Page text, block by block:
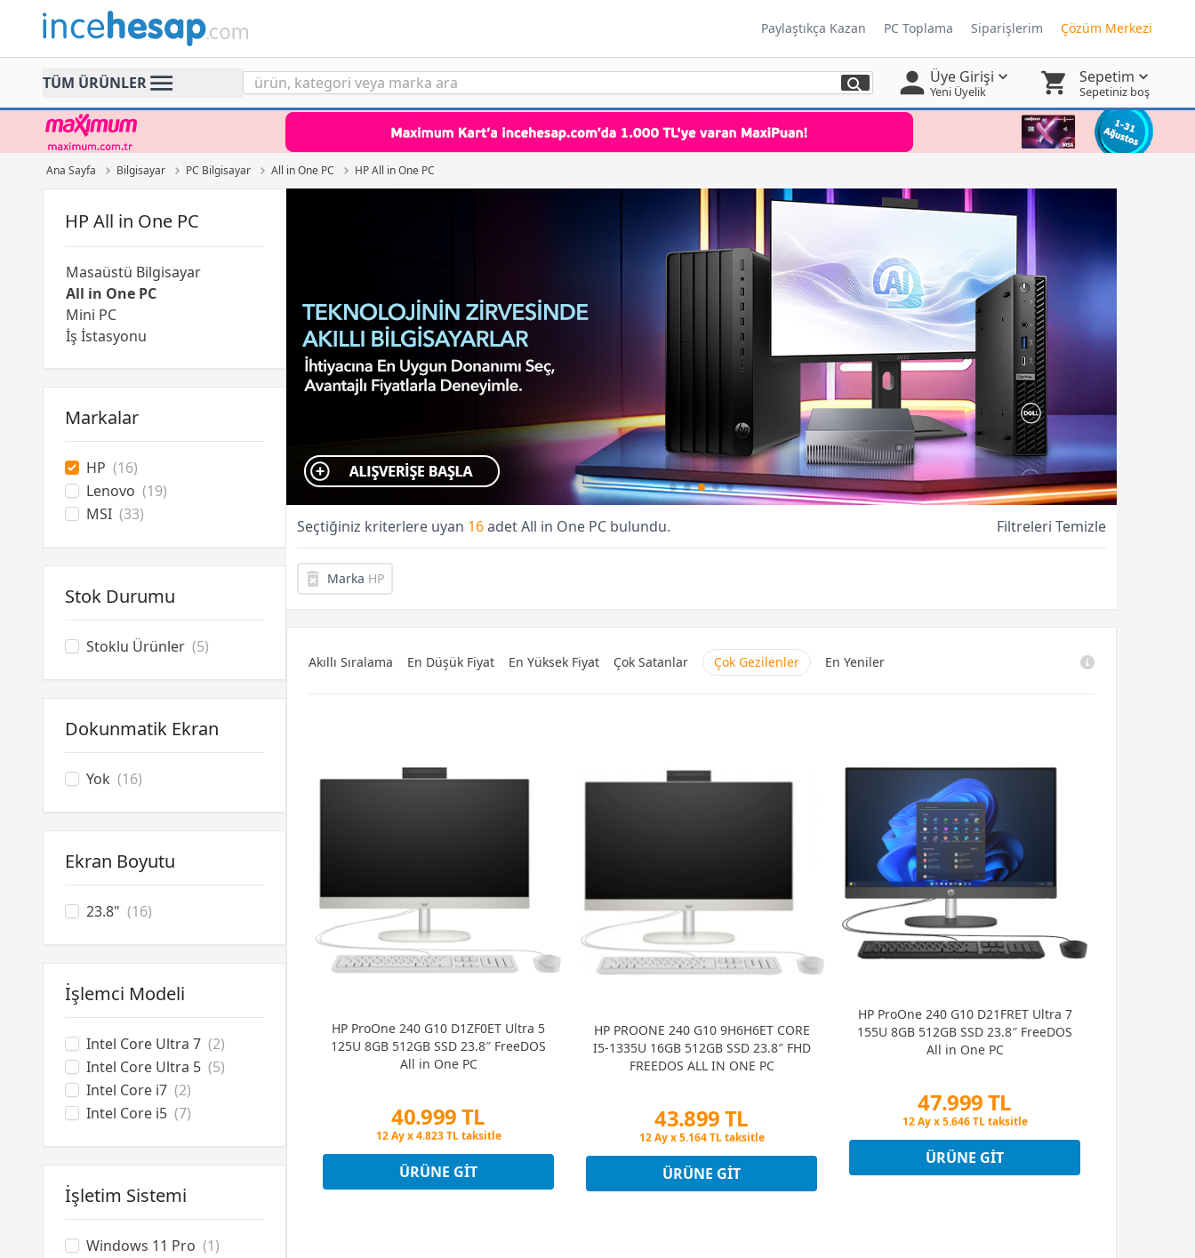
Incehesap Paylaştıkça Kazan PC Toplama Siparişlerim Çözüm Merkezi
TÜM ÜRÜNLER Üye Girişi
Yeni Üyelik
Sepetim
Sepetiniz boş
Ana Sayfa Bilgisayar PC Bilgisayar All in One PC HP All in One PC
HP All in One PC
Masaüstü Bilgisayar
All in One PC
Mini PC
İş İstasyonu
Markalar
HP (16)
Lenovo (19)
MSI (33)
Stok Durumu
Stoklu Ürünler (5)
Dokunmatik Ekran
Yok (16)
Ekran Boyutu
23.8" (16)
İşlemci Modeli
Intel Core Ultra 7 (2)
Intel Core Ultra 5 (5)
Intel Core i7 (2)
Intel Core i5 (7)
İşletim Sistemi
Windows 11 Pro (1)
Seçtiğiniz kriterlere uyan 16adet All in One PC bulundu. Filtreleri Temizle
Marka HP
Akıllı Sıralama En Düşük Fiyat En Yüksek Fiyat Çok Satanlar Çok Gezilenler En Yeniler
HP ProOne 240 G10 D1ZF0ET Ultra 5
125U 8GB 512GB SSD 23.8″ FreeDOS
All in One PC
40.999 TL
Peşin Fiyatına 3 Taksit
Peşin Fiyatına 3 Taksit
ÜRÜNE GIT
HP PROONE 240 G10 9H6H6ET CORE
I5-1335U 16GB 512GB SSD 23.8″ FHD
FREEDOS ALL IN ONE PC
43.899 TL
Peşin Fiyatına 3 Taksit
Peşin Fiyatına 3 Taksit
ÜRÜNE GIT
HP ProOne 240 G10 D21FRET Ultra 7
155U 8GB 512GB SSD 23.8″ FreeDOS
All in One PC
47.999 TL
Peşin Fiyatına 3 Taksit
Peşin Fiyatına 3 Taksit
ÜRÜNE GIT